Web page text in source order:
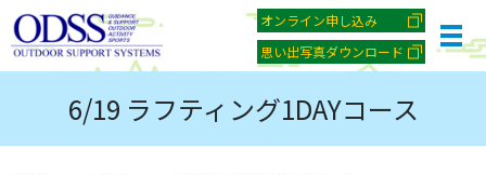
オンライン申し込み
思い出写真ダウンロード
メ
6/19 ラフティング1DAYコース